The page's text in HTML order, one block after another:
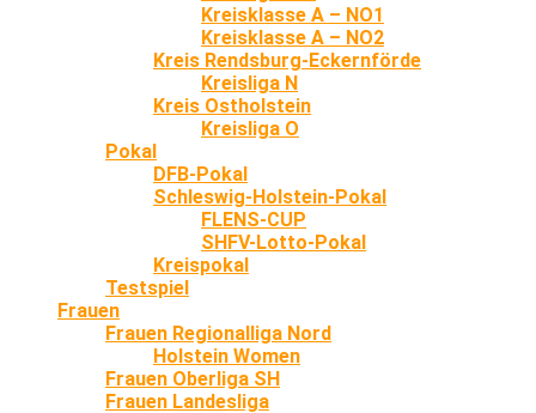
Kreisklasse A – NO1
Kreisklasse A – NO2
Kreis Rendsburg-Eckernförde
Kreisliga N
Kreis Ostholstein
Kreisliga O
Pokal
DFB-Pokal
Schleswig-Holstein-Pokal
FLENS-CUP
SHFV-Lotto-Pokal
Kreispokal
Testspiel
Frauen
Frauen Regionalliga Nord
Holstein Women
Frauen Oberliga SH
Frauen Landesliga